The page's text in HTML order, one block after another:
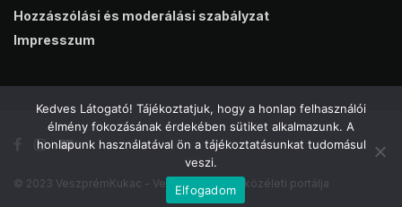
Hozzászólási és moderálási szabályzat
Impresszum
© 2023 VeszprémKukac - Veszprém online közéleti portálja
Kedves Látogató! Tájékoztatjuk, hogy a honlap felhasználói
élmény fokozásának érdekében sütiket alkalmazunk. A
honlapunk használatával ön a tájékoztatásunkat tudomásul
veszi.
Elfogadom